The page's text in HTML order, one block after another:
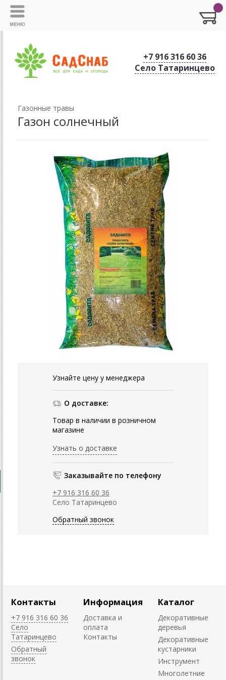
+7 916 316 60 36
Село Татаринцево
Газонные травы
Газон солнечный
Узнайте цену у менеджера
О доставке:
Товар в наличии в розничном
магазине
Узнать о доставке
Заказывайте по телефону
+7 916 316 60 36
Село Татаринцево
Обратный звонок
Контакты
+7 916 316 60 36
Село
Татаринцево
Обратный
звонок
Информация
Доставка и
оплата
Контакты
Каталог
Декоративные
деревья
Декоративные
кустарники
Инструмент
Многолетние